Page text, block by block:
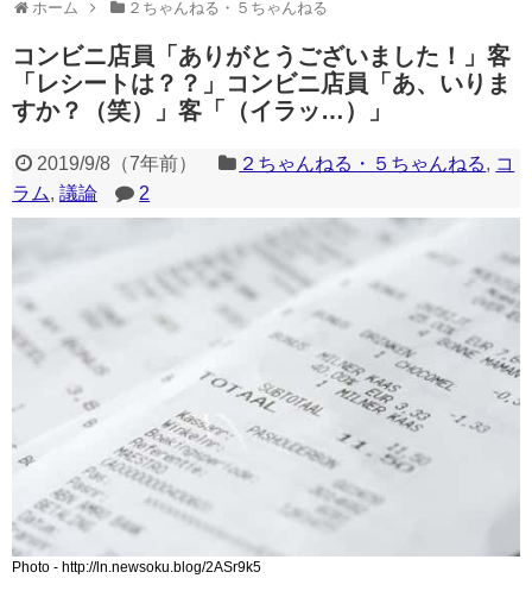
一部のコンテンツが表示されなくなったり、サイト全体のレイアウトが崩れ
たりする場合があります。
ホーム ２ちゃんねる・５ちゃんねる
コンビニ店員「ありがとうございました！」客
「レシートは？？」コンビニ店員「あ、いりま
すか？（笑）」客「（イラッ…）」
2019/9/8（7年前） ２ちゃんねる・５ちゃんねる, コ
ラム, 議論 2
Photo - http://ln.newsoku.blog/2ASr9k5